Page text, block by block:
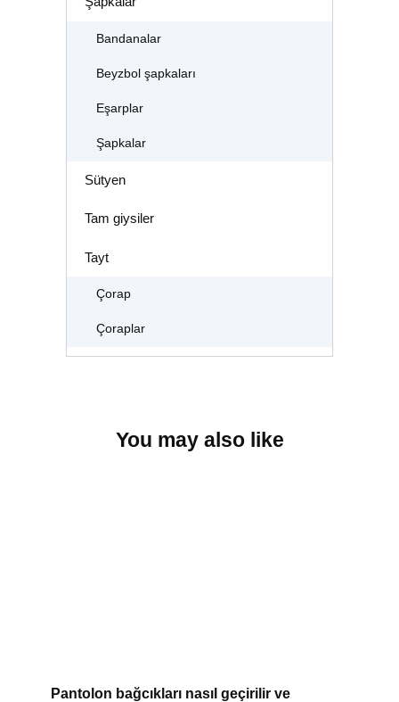
Bandanalar
Beyzbol şapkaları
Eşarplar
Şapkalar
Sütyen
Tam giysiler
Tayt
Çorap
Çoraplar
You may also like
Pantolon bağcıkları nasıl geçirilir ve